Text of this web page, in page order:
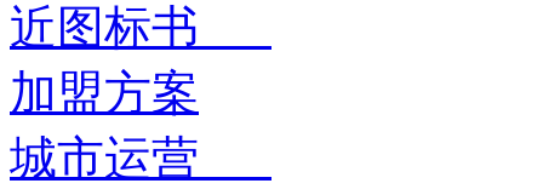
近图标书
加盟方案
城市运营